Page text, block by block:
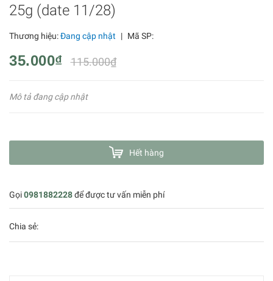
25g (date 11/28)
Thương hiệu:Đang cập nhật | Mã SP:
35.000₫ 115.000₫
Mô tả đang cập nhật
Hết hàng
Gọi0981882228để được tư vấn miễn phí
Chia sẻ: